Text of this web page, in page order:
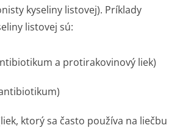
kyseliny listovej). Príklady
listovej sú:
a protirakovinový liek)
ktorý sa často používa na liečbu